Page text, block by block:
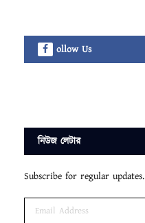
ollow Us
নিউজ লেটার
Subscribe for regular updates.